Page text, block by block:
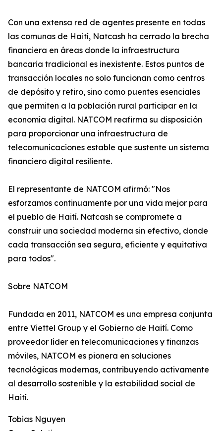
Con una extensa red de agentes presente en todas
las comunas de Haití, Natcash ha cerrado la brecha
financiera en áreas donde la infraestructura
bancaria tradicional es inexistente. Estos puntos de
transacción locales no solo funcionan como centros
de depósito y retiro, sino como puentes esenciales
que permiten a la población rural participar en la
economía digital. NATCOM reafirma su disposición
para proporcionar una infraestructura de
telecomunicaciones estable que sustente un sistema
financiero digital resiliente.
El representante de NATCOM afirmó: "Nos
esforzamos continuamente por una vida mejor para
el pueblo de Haití. Natcash se compromete a
construir una sociedad moderna sin efectivo, donde
cada transacción sea segura, eficiente y equitativa
para todos".
Sobre NATCOM
Fundada en 2011, NATCOM es una empresa conjunta
entre Viettel Group y el Gobierno de Haití. Como
proveedor líder en telecomunicaciones y finanzas
móviles, NATCOM es pionera en soluciones
tecnológicas modernas, contribuyendo activamente
al desarrollo sostenible y la estabilidad social de
Haití.
Tobias Nguyen